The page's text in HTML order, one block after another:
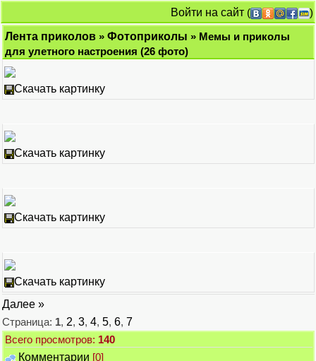
Войти на сайт (
)
Лента приколов » Фотоприколы » Мемы и приколы
для улетного настроения (26 фото)
Скачать картинку
Скачать картинку
Скачать картинку
Скачать картинку
Далее »
Страница: 1, 2, 3, 4, 5, 6, 7
Всего просмотров: 140
Комментарии [0]